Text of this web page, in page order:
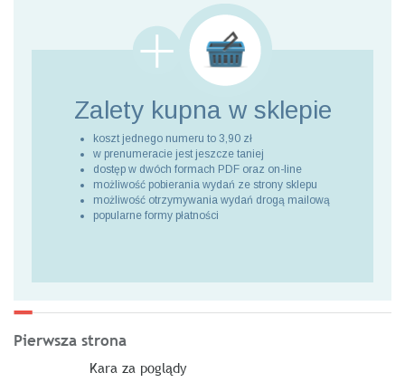
Zalety kupna w sklepie
koszt jednego numeru to 3,90 zł
w prenumeracie jest jeszcze taniej
dostęp w dwóch formach PDF oraz on-line
możliwość pobierania wydań ze strony sklepu
możliwość otrzymywania wydań drogą mailową
popularne formy płatności
Pierwsza strona
Kara za poglądy